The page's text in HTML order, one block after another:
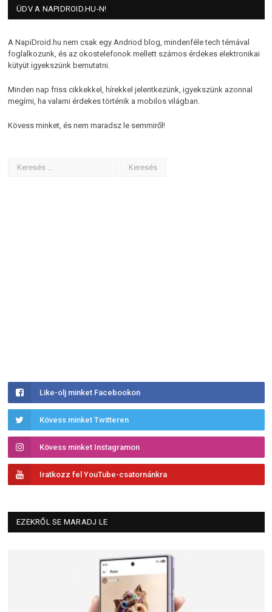
ÜDV A NAPIDROID.HU-N!
A NapiDroid.hu nem csak egy Andriod blog, mindenféle tech témával
foglalkozunk, és az okostelefonok mellett számos érdekes elektronikai
kütyüt igyekszünk bemutatni.
Minden nap friss cikkekkel, hírekkel jelentkezünk, igyekszünk azonnal
megírni, ha valami érdekes történik a mobilos világban.
Kövess minket, és nem maradsz le semmiről!
Like-olj minket Facebookon
Kövess minket Twitteren
Kövess minket Instagramon
Iratkozz fel YouTube-csatornánkra
EZEKRŐL SE MARADJ LE